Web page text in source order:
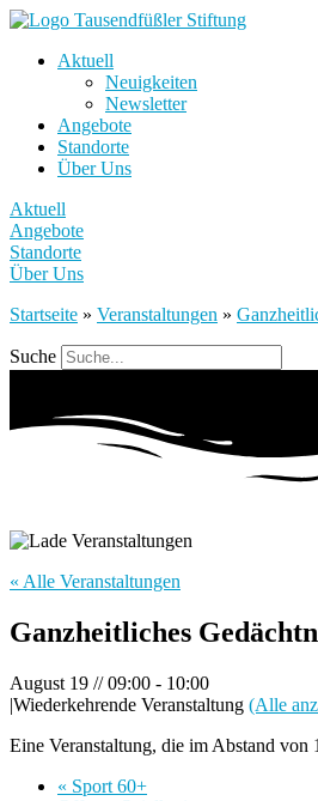
Aktuell
Neuigkeiten
Newsletter
Angebote
Standorte
Über Uns
Aktuell
Angebote
Standorte
Über Uns
Startseite » Veranstaltungen »
Suche
« Alle Veranstaltungen
Ganzheitliches
August 19 // 09:00 - 10:00
|Wiederkehrende Veranstaltung (Alle
Eine Veranstaltung, die im Abstand
« Sport 60+